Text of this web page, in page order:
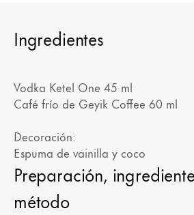
Ingredientes
Vodka Ketel One 45 ml
Café frío de Geyik Coffee 60 ml
Decoración:
Espuma de vainilla y coco
Preparación,
método